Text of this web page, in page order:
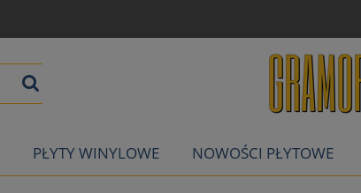
PŁYTY WINYLOWE NOWOŚCI PŁYTOWE